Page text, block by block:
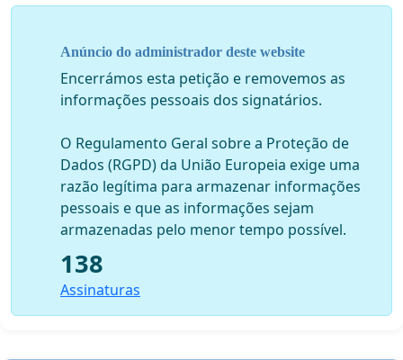
São Luís-MA, 30 de julho de 2020.
Anúncio do administrador deste website
Encerrámos esta petição e removemos as
informações pessoais dos signatários.
O Regulamento Geral sobre a Proteção de
Dados (RGPD) da União Europeia exige uma
razão legítima para armazenar informações
pessoais e que as informações sejam
armazenadas pelo menor tempo possível.
138
Assinaturas